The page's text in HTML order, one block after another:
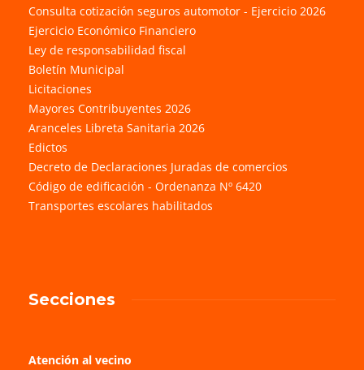
Consulta cotización seguros automotor - Ejercicio 2026
Ejercicio Económico Financiero
Ley de responsabilidad fiscal
Boletín Municipal
Licitaciones
Mayores Contribuyentes 2026
Aranceles Libreta Sanitaria 2026
Edictos
Decreto de Declaraciones Juradas de comercios
Código de edificación - Ordenanza Nº 6420
Transportes escolares habilitados
Secciones
Atención al vecino